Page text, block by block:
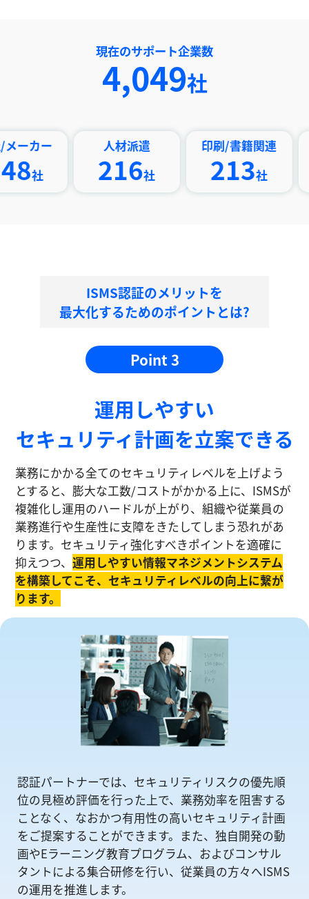
現在のサポート企業数
4,049社
人材派遣
社
印刷/書籍関連
社
ISMS認証のメリットを
最大化するためのポイントとは?
Point 3
運⽤しやすい
セキュリティ計画を⽴案できる
業務にかかる全てのセキュリティレベルを上げよう
とすると、膨大な工数/コストがかかる上に、ISMSが
複雑化し運⽤のハードルが上がり、組織や従業員の
業務進⾏や生産性に⽀障をきたしてしまう恐れがあ
ります。セキュリティ強化すべきポイントを適確に
抑えつつ、運⽤しやすい情報マネジメントシステム
を構築してこそ、セキュリティレベルの向上に繋が
ります。
認証パートナーでは、セキュリティリスクの優先順
位の⾒極め評価を⾏った上で、業務効率を阻害する
ことなく、なおかつ有⽤性の⾼いセキュリティ計画
をご提案することができます。また、独自開発の動
画やEラーニング教育プログラム、およびコンサル
タントによる集合研修を⾏い、従業員の方々へISMS
の運⽤を推進します。